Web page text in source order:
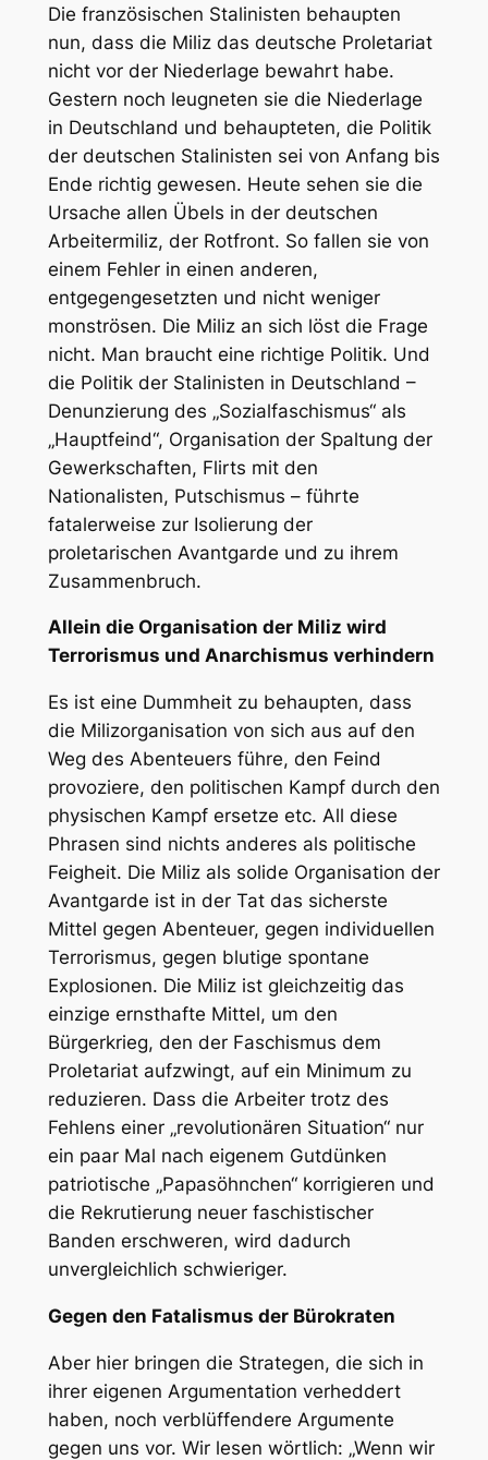
Die französischen Stalinisten behaupten
nun, dass die Miliz das deutsche Proletariat
nicht vor der Niederlage bewahrt habe.
Gestern noch leugneten sie die Niederlage
in Deutschland und behaupteten, die Politik
der deutschen Stalinisten sei von Anfang bis
Ende richtig gewesen. Heute sehen sie die
Ursache allen Übels in der deutschen
Arbeitermiliz, der Rotfront. So fallen sie von
einem Fehler in einen anderen,
entgegengesetzten und nicht weniger
monströsen. Die Miliz an sich löst die Frage
nicht. Man braucht eine richtige Politik. Und
die Politik der Stalinisten in Deutschland –
Denunzierung des „Sozialfaschismus“ als
„Hauptfeind“, Organisation der Spaltung der
Gewerkschaften, Flirts mit den
Nationalisten, Putschismus – führte
fatalerweise zur Isolierung der
proletarischen Avantgarde und zu ihrem
Zusammenbruch.
Allein die Organisation der Miliz wird
Terrorismus und Anarchismus verhindern
Es ist eine Dummheit zu behaupten, dass
die Milizorganisation von sich aus auf den
Weg des Abenteuers führe, den Feind
provoziere, den politischen Kampf durch den
physischen Kampf ersetze etc. All diese
Phrasen sind nichts anderes als politische
Feigheit. Die Miliz als solide Organisation der
Avantgarde ist in der Tat das sicherste
Mittel gegen Abenteuer, gegen individuellen
Terrorismus, gegen blutige spontane
Explosionen. Die Miliz ist gleichzeitig das
einzige ernsthafte Mittel, um den
Bürgerkrieg, den der Faschismus dem
Proletariat aufzwingt, auf ein Minimum zu
reduzieren. Dass die Arbeiter trotz des
Fehlens einer „revolutionären Situation“ nur
ein paar Mal nach eigenem Gutdünken
patriotische „Papasöhnchen“ korrigieren und
die Rekrutierung neuer faschistischer
Banden erschweren, wird dadurch
unvergleichlich schwieriger.
Gegen den Fatalismus der Bürokraten
Aber hier bringen die Strategen, die sich in
ihrer eigenen Argumentation verheddert
haben, noch verblüffendere Argumente
gegen uns vor. Wir lesen wörtlich: „Wenn wir